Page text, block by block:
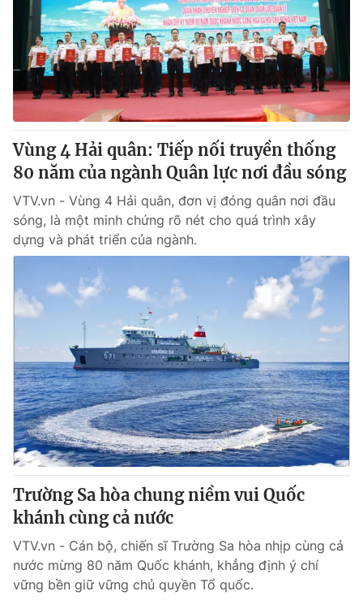
Vùng 4 Hải quân: Tiếp nối truyền thống
80 năm của ngành Quân lực nơi đầu sóng
VTV.vn - Vùng 4 Hải quân, đơn vị đóng quân nơi đầu
sóng, là một minh chứng rõ nét cho quá trình xây
dựng và phát triển của ngành.
Trường Sa hòa chung niềm vui Quốc
khánh cùng cả nước
VTV.vn - Cán bộ, chiến sĩ Trường Sa hòa nhịp cùng cả
nước mừng 80 năm Quốc khánh, khẳng định ý chí
vững bền giữ vững chủ quyền Tổ quốc.